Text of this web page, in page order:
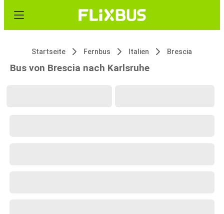
Startseite Fernbus Italien Brescia
Bus von Brescia nach Karlsruhe